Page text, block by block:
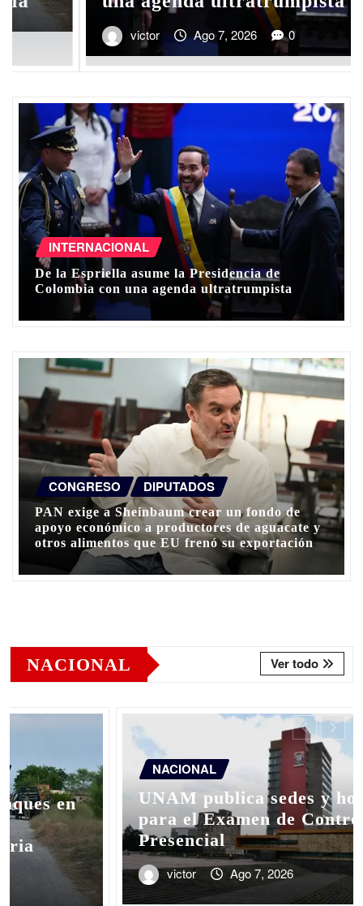
victor Ago 7, 2026 0
INTERNACIONAL
De la Espriella asume la Presidencia de
Colombia con una agenda ultratrumpista
CONGRESO DIPUTADOS
PAN exige a Sheinbaum crear un fondo de
apoyo económico a productores de aguacate y
otros alimentos que EU frenó su exportación
NACIONAL Ver todo
NACIONAL
UNAM publica sedes y horarios
para el Examen de Control
Presencial
victor Ago 7, 2026